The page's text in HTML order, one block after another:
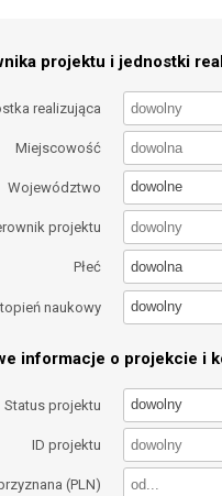
projektu i jednostki
realizująca
Miejscowość
Województwo dowolne
projektu
Płeć dowolna
naukowy dowolny
informacje o projekcie i
Status projektu dowolny
ID projektu
(PLN)